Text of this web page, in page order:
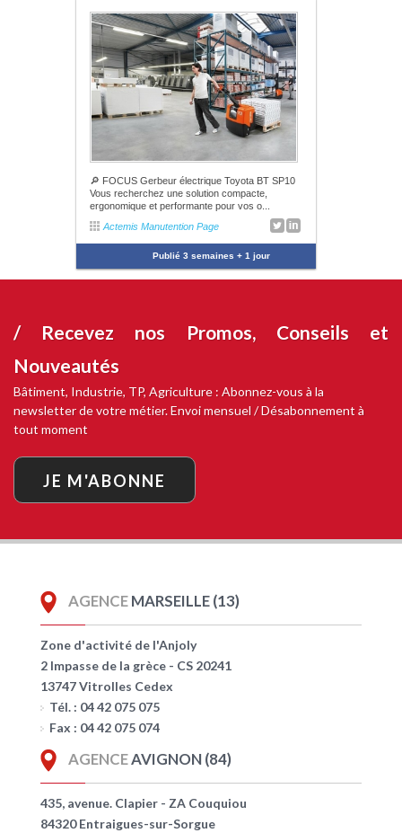
🔎 FOCUS Gerbeur électrique Toyota BT SP10
Vous recherchez une solution compacte,
ergonomique et performante pour vos o...
Actemis Manutention Page
Publié 3 semaines + 1 jour
/ Recevez nos Promos, Conseils et
Nouveautés
Bâtiment, Industrie, TP, Agriculture : Abonnez-vous à la
newsletter de votre métier. Envoi mensuel / Désabonnement à
tout moment
JE M'ABONNE
AGENCEMARSEILLE (13)
Zone d'activité de l'Anjoly
2 Impasse de la grèce - CS 20241
13747 Vitrolles Cedex
Tél. : 04 42 075 075
Fax : 04 42 075 074
AGENCEAVIGNON (84)
435, avenue. Clapier - ZA Couquiou
84320 Entraigues-sur-Sorgue